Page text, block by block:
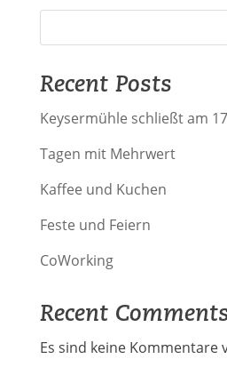
Recent Posts
Keysermühle schließt am
Tagen mit Mehrwert
Kaffee und Kuchen
Feste und Feiern
CoWorking
Recent
Es sind keine Kommentare